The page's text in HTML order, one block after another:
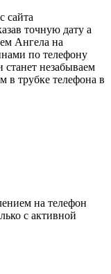
сайта
точную дату а
Ангела на
по телефону
станет незабываем
трубке телефона в
на телефон
с активной